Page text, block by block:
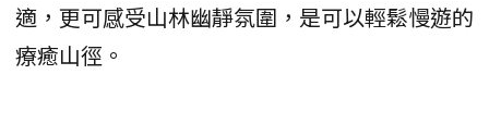
適，更可感受山林幽靜氛圍，是可以輕鬆慢遊的
療癒山徑。